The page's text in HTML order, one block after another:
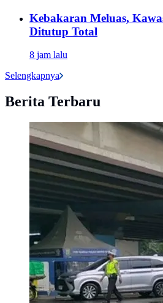
Kebakaran Meluas,
Ditutup Total
8 jam lalu
Selengkapnya
Berita Terbaru